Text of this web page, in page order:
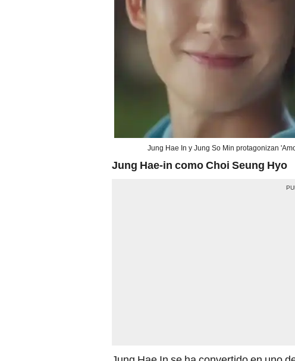
Jung Hae In y Jung So Min protagonizan
Jung Hae-in como Choi Seung Hyo